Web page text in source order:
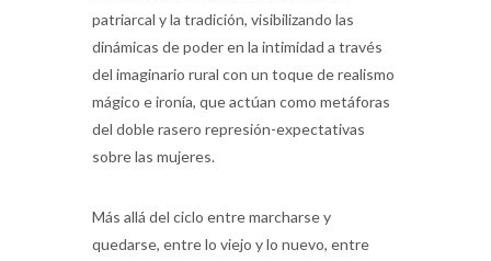
patriarcal y la tradición, visibilizando las
dinámicas de poder en la intimidad a través
del imaginario rural con un toque de realismo
mágico e ironía, que actúan como metáforas
del doble rasero represión-expectativas
sobre las mujeres.
Más allá del ciclo entre marcharse y
quedarse, entre lo viejo y lo nuevo, entre